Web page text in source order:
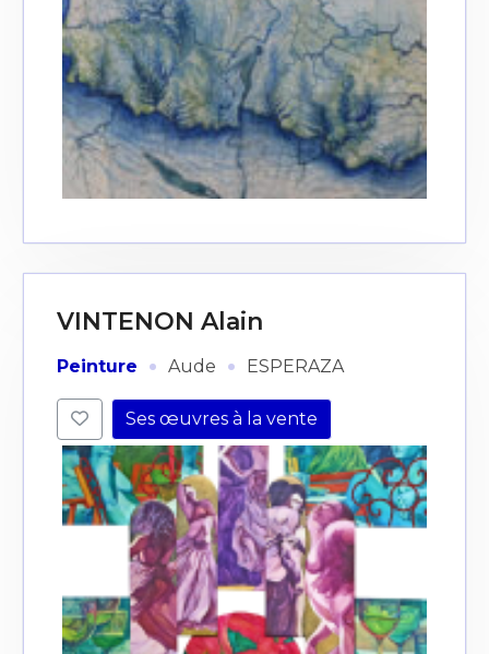
* Champ obligatoire
Prénom
Statut / Organisation
J'accepte lestermes et conditions
VINTENON Alain
Peinture · Aude · ESPERAZA
Ses œuvres à la vente